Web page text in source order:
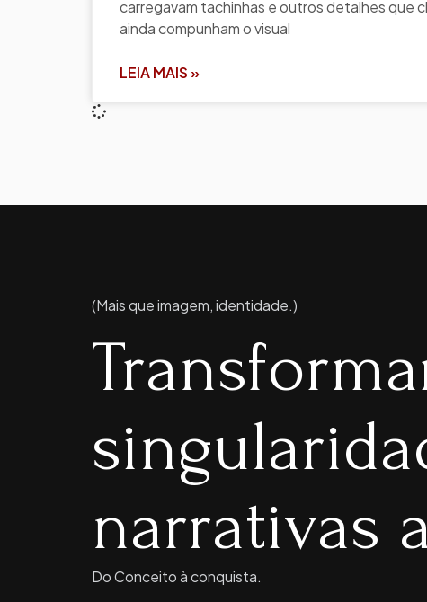
carregavam tachinhas e outros detalhes que
ainda compunham o visual
LEIA MAIS »
(Mais que imagem, identidade.)
narrativas
Do Conceito à conquista.